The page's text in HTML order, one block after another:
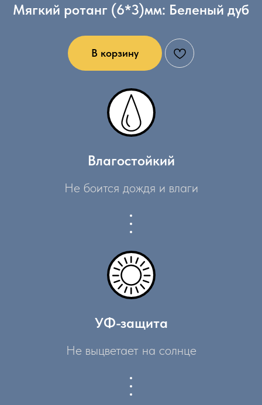
Мягкий ротанг (6*3)мм: Беленый дуб
В корзину
Влагостойкий
Не боится дождя и влаги
УФ-защита
Не выцветает на солнце